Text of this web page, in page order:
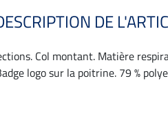
DE
Col montant. Matière
logo sur la poitrine. 79 %